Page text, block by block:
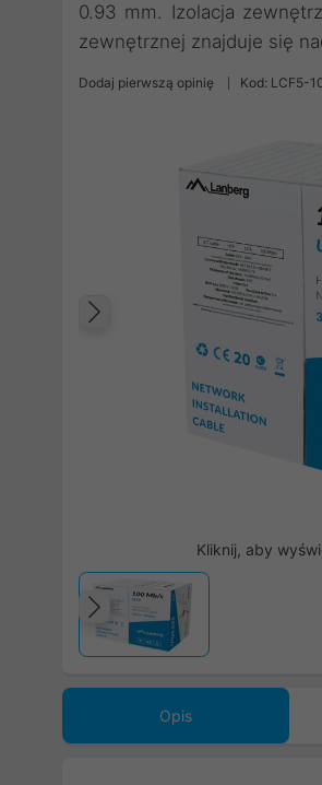
0.93 mm. Izolacja
zewnętrznej znajduje się
Dodaj pierwszą opinię Kod: LCF5-
Poprzedni
Kliknij, aby
Poprzedni
Opis